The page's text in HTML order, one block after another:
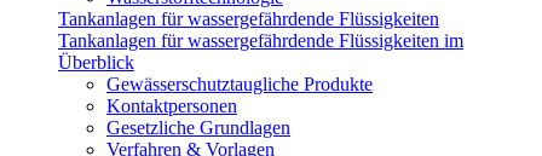
Tankanlagen für wassergefährdende Flüssigkeiten
Tankanlagen für wassergefährdende Flüssigkeiten im
Überblick
Gewässerschutztaugliche Produkte
Kontaktpersonen
Gesetzliche Grundlagen
Verfahren & Vorlagen